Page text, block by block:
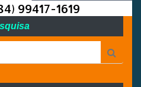
99417-1619